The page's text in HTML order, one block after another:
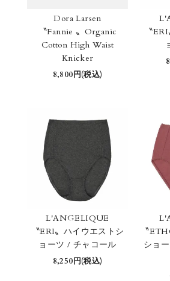
Dora Larsen
〝Fannie 〟Organic
Cotton High Waist
Knicker
8,800円(税込)
〝
L'ANGELIQUE
〝ERI〟ハイウエストシ
ョーツ / チャコール
8,250円(税込)
〝
ショ